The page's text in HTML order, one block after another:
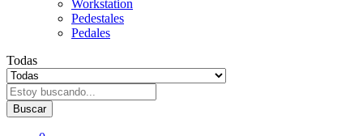
Workstation
Pedestales
Pedales
Todas
Buscar